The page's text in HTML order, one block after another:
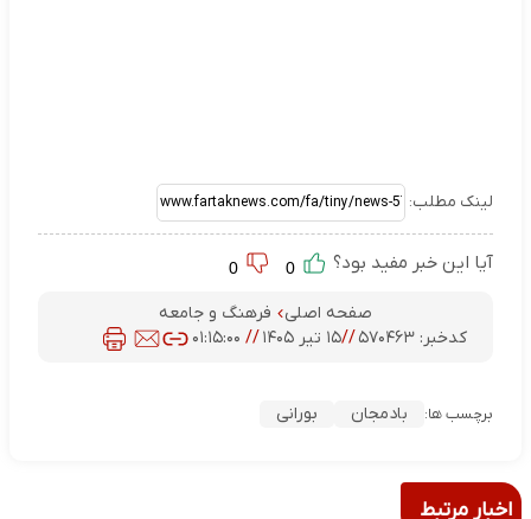
لینک مطلب:
آیا این خبر مفید بود؟
صفحه اصلی
فرهنگ و جامعه
کدخبر: ۵۷۰۴۶۳ //۱۵ تیر ۱۴۰۵ // ۰۱:۱۵:۰۰
برچسب ها: بادمجان بورانی
اخبار مرتبط